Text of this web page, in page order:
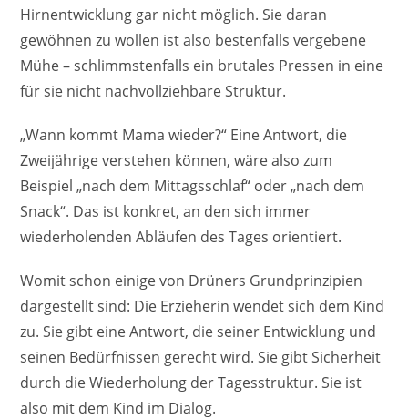
Hirnentwicklung gar nicht möglich. Sie daran
gewöhnen zu wollen ist also bestenfalls vergebene
Mühe – schlimmstenfalls ein brutales Pressen in eine
für sie nicht nachvollziehbare Struktur.
„Wann kommt Mama wieder?“ Eine Antwort, die
Zweijährige verstehen können, wäre also zum
Beispiel „nach dem Mittagsschlaf“ oder „nach dem
Snack“. Das ist konkret, an den sich immer
wiederholenden Abläufen des Tages orientiert.
Womit schon einige von Drüners Grundprinzipien
dargestellt sind: Die Erzieherin wendet sich dem Kind
zu. Sie gibt eine Antwort, die seiner Entwicklung und
seinen Bedürfnissen gerecht wird. Sie gibt Sicherheit
durch die Wiederholung der Tagesstruktur. Sie ist
also mit dem Kind im Dialog.